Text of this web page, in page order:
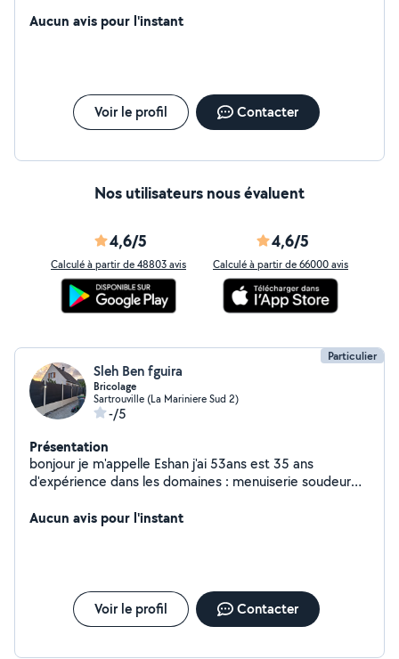
Aucun avis pour l'instant
Voir le profil Contacter
Nos utilisateurs nous évaluent
4,6/5
Calculé à partir de 48803 avis
4,6/5
Calculé à partir de 66000 avis
Particulier
Sleh Ben fguira
Bricolage
Sartrouville (La Mariniere Sud 2)
-/5
Présentation
bonjour je m'appelle Eshan j'ai 53ans est 35 ans
d'expérience dans les domaines : menuiserie soudeur
Aucun avis pour l'instant
Voir le profil Contacter